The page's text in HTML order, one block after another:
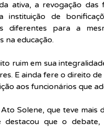
ativa, a revogação das
instituição de
diferentes para a
na educação.
ruim em sua
E ainda fere o direito
aos funcionários que
Solene, que teve mais
destacou que o